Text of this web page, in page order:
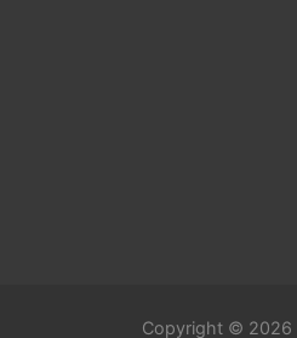
Copyright © 2026